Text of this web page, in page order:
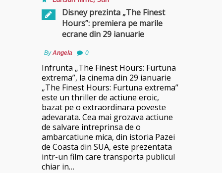
Disney prezinta „The Finest
Hours”: premiera pe marile
ecrane din 29 ianuarie
ByAngela 0
Infrunta „The Finest Hours: Furtuna
extrema”, la cinema din 29 ianuarie
„The Finest Hours: Furtuna extrema”
este un thriller de actiune eroic,
bazat pe o extraordinara poveste
adevarata. Cea mai grozava actiune
de salvare intreprinsa de o
ambarcatiune mica, din istoria Pazei
de Coasta din SUA, este prezentata
intr-un film care transporta publicul
chiar in…